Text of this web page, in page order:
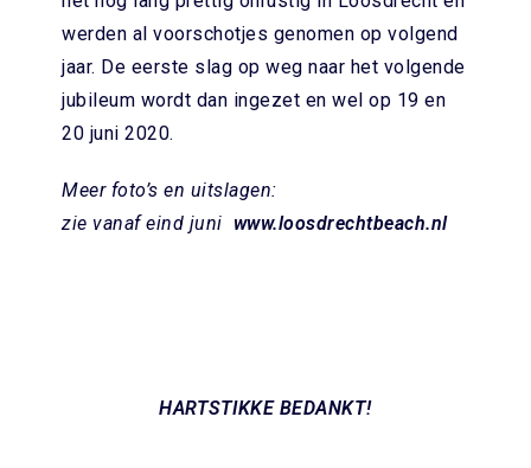
werden al voorschotjes genomen op volgend
jaar. De eerste slag op weg naar het volgende
jubileum wordt dan ingezet en wel op 19 en
20 juni 2020.
Meer foto’s en uitslagen:
zie vanaf eind juni www.loosdrechtbeach.nl
HARTSTIKKEBEDANKT!